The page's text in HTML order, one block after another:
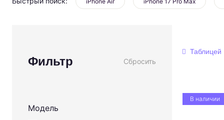
Фильтр Сбросить
Модель
Таблицей
В наличии